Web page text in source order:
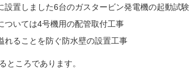
設置しました6台のガスタービン発電機の起動試験
ついては4号機用の配管取付工事
れることを防ぐ防水壁の設置工事
ところであります。